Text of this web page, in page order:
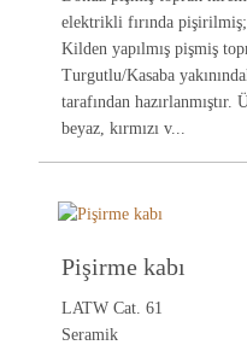
elektrikli fırında
Kilden yapılmış pişmiş
Turgutlu/Kasaba
tarafından hazırlanmıştır.
beyaz, kırmızı v...
Pişirme kabı
LATW Cat. 61
Seramik